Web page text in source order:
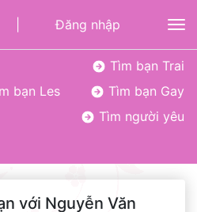
Đăng nhập
Tìm bạn Trai
bạn Les
Tìm bạn Gay
Tìm người yêu
với Nguyễn Văn